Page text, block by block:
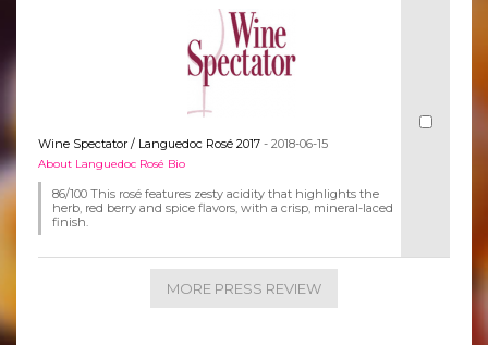
Wine Spectator / Languedoc Rosé 2017 - 2018-06-15
About Languedoc Rosé Bio
86/100 This rosé features zesty acidity that highlights the
herb, red berry and spice flavors, with a crisp, mineral-laced
finish.
MORE PRESS REVIEW